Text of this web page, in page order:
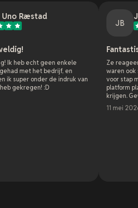
geen enkele
bedrijf, en
de indruk van
:D
Jason
Fantastische
Ze reageerden niet
waren ook super
voor stap met al de
platform play met m'n
krijgen. Geweldige